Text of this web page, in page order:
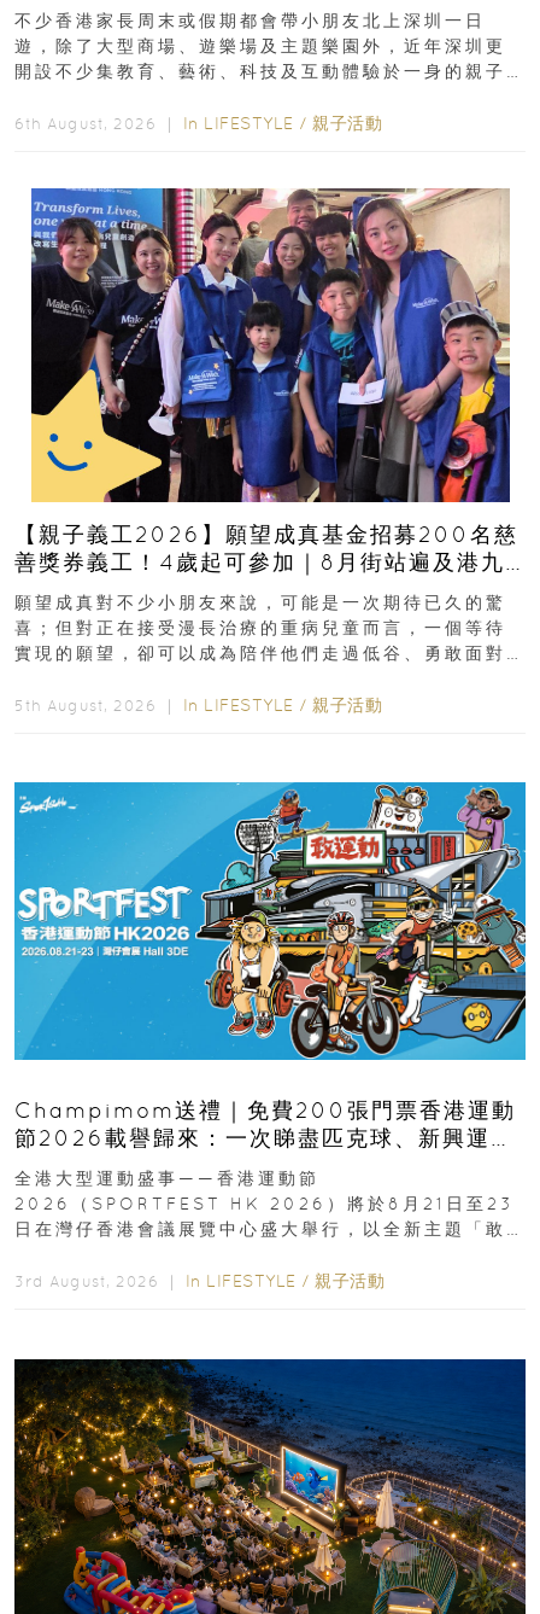
齡、交通、門票、開放時間
不少香港家長周末或假期都會帶小朋友北上深圳一日
遊，除了大型商場、遊樂場及主題樂園外，近年深圳更
開設不少集教育、藝術、科技及互動體驗於一身的親子
6th August, 2026 ｜ In LIFESTYLE / 親子活動
【親子義工2026】願望成真基金招募200名慈
善獎券義工！4歲起可參加｜8月街站遍及港九
新界
願望成真對不少小朋友來說，可能是一次期待已久的驚
喜；但對正在接受漫長治療的重病兒童而言，一個等待
實現的願望，卻可以成為陪伴他們走過低谷、勇敢面對
5th August, 2026 ｜ In LIFESTYLE / 親子活動
Champimom送禮｜免費200張門票香港運動
節2026載譽歸來：一次睇盡匹克球、新興運
動、街舞比賽＋逾百運動品牌展覽
全港大型運動盛事——香港運動節
2026（SPORTFEST HK 2026）將於8月21日至23
日在灣仔香港會議展覽中心盛大舉行，以全新主題「敢
3rd August, 2026 ｜ In LIFESTYLE / 親子活動